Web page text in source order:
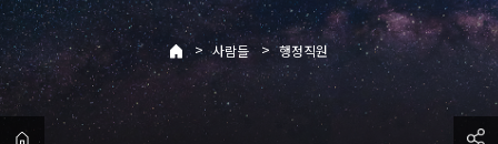
> 사람들 > 행정직원